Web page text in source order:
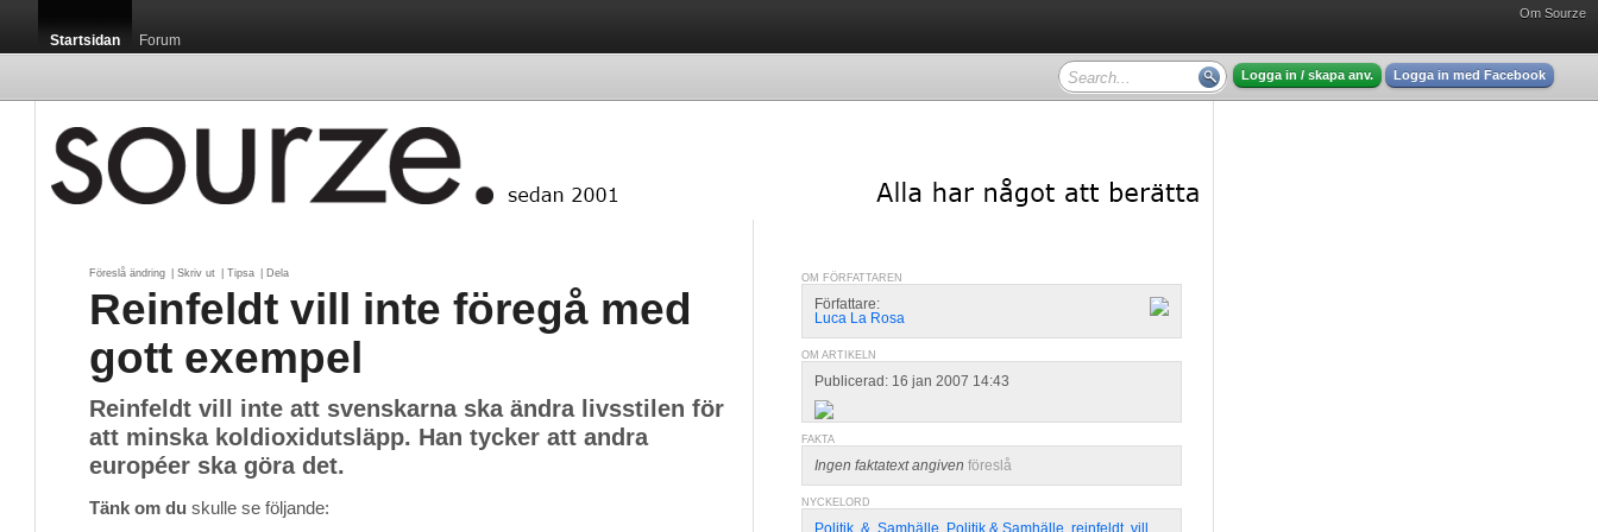
Om Sourze
Startsidan Forum
Logga in / skapa anv. Logga in med Facebook
Föreslå ändring Skriv ut Tipsa Dela
Reinfeldt vill inte föregå med
gott exempel
Reinfeldt vill inte att svenskarna ska ändra livsstilen för
att minska koldioxidutsläpp. Han tycker att andra
européer ska göra det.
Tänk om du skulle se följande:
OM FÖRFATTAREN
Författare:
Luca La Rosa
OM ARTIKELN
Publicerad: 16 jan 2007 14:43
FAKTA
Ingen faktatext angiven föreslå
NYCKELORD
Politik & Samhälle Politik & Samhälle reinfeldt, vill